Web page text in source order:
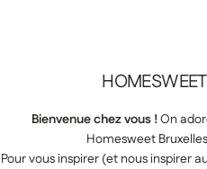
HOMESWEET
Bienvenue chez vous !On
Homesweet
Pour vous inspirer (et nous inspirer